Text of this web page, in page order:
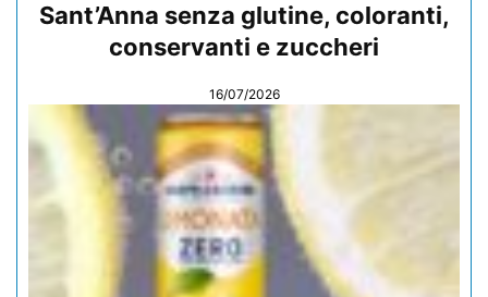
Sant’Anna senza glutine, coloranti,
conservanti e zuccheri
16/07/2026